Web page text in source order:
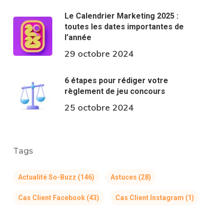
Le Calendrier Marketing 2025 :
toutes les dates importantes de
l’année
29 octobre 2024
6 étapes pour rédiger votre
règlement de jeu concours
25 octobre 2024
Tags
Actualité So-Buzz (146) Astuces (28)
Cas Client Facebook(43) Cas Client Instagram (1)